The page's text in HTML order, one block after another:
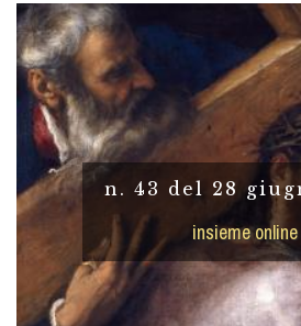
n. 43 del 28
insieme online